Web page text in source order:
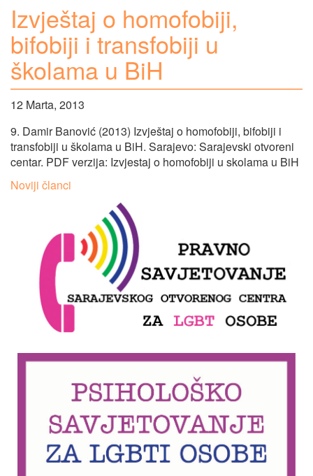
Izvještaj o homofobiji,
bifobiji i transfobiji u
školama u BiH
12 Marta, 2013
9. Damir Banović (2013) Izvještaj o homofobiji, bifobiji i
transfobiji u školama u BiH. Sarajevo: Sarajevski otvoreni
centar. PDF verzija: Izvjestaj o homofobiji u skolama u BiH
Navigacija
člancima
Noviji članci